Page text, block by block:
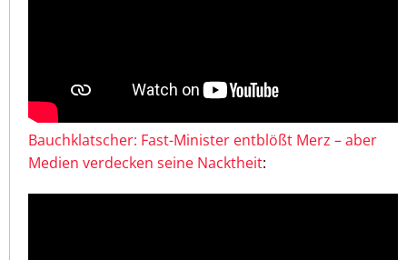
Bauchklatscher: Fast-Minister entblößt Merz – aber
Medien verdecken seine Nacktheit: